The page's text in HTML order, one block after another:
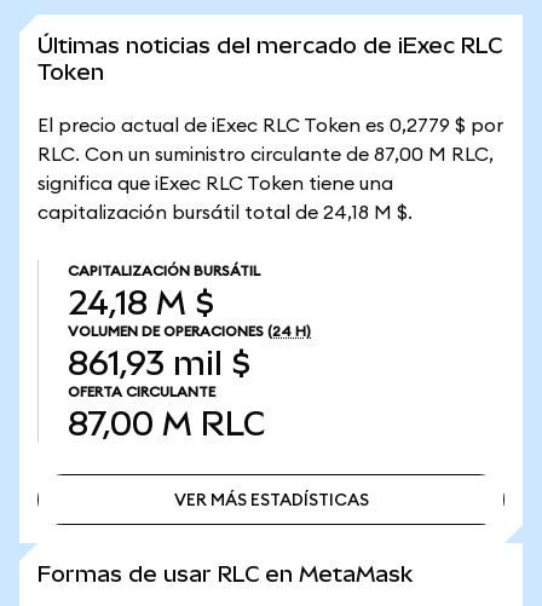
Últimas noticias del mercado de iExec RLC
Token
El precio actual de iExec RLC Token es 0,2779 $ por
RLC. Con un suministro circulante de 87,00 M RLC,
significa que iExec RLC Token tiene una
capitalización bursátil total de 24,18 M $.
CAPITALIZACIÓN BURSÁTIL
24,18 M $
VOLUMEN DE OPERACIONES (24 H)
861,93 mil $
OFERTA CIRCULANTE
87,00 M RLC
VER MÁS ESTADÍSTICAS
Formas de usar RLC en MetaMask